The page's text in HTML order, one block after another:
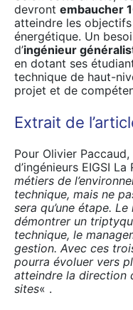
devront embaucher
atteindre les
énergétique. Un
d’ingénieur
en dotant ses
technique de haut-
projet et de
Extrait de
Pour Olivier
d’ingénieurs EIGSI La
métiers de
technique, mais ne
sera qu’une étape.
démontrer un
technique, le
gestion. Avec ces
pourra évoluer vers
atteindre la direction
sites« .